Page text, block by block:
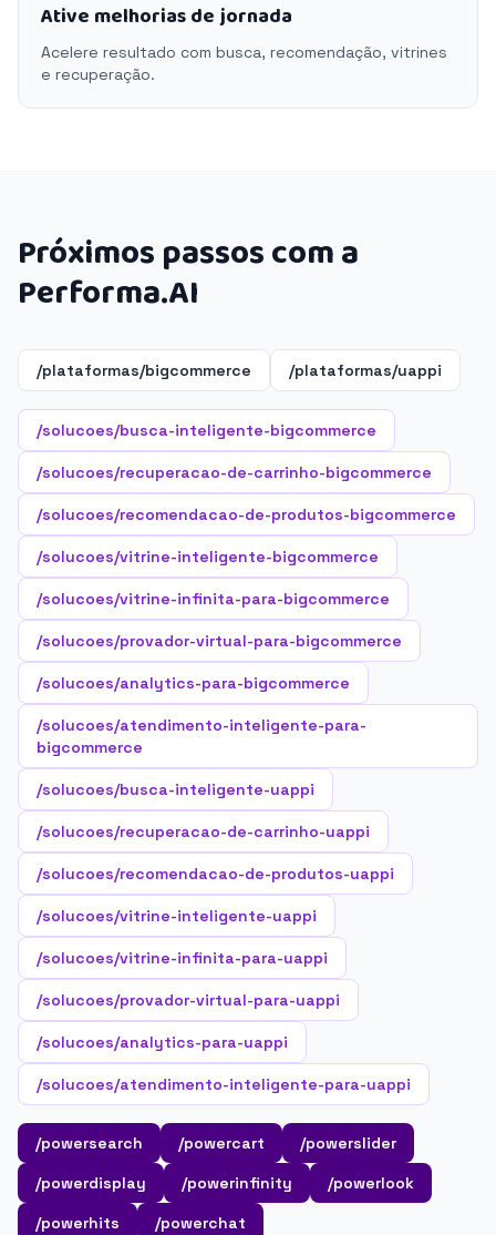
Ative melhorias de jornada
Acelere resultado com busca, recomendação, vitrines
e recuperação.
Próximos passos com a
Performa.AI
/plataformas/bigcommerce /plataformas/uappi
/solucoes/busca-inteligente-bigcommerce
/solucoes/recuperacao-de-carrinho-bigcommerce
/solucoes/recomendacao-de-produtos-bigcommerce
/solucoes/vitrine-inteligente-bigcommerce
/solucoes/vitrine-infinita-para-bigcommerce
/solucoes/provador-virtual-para-bigcommerce
/solucoes/analytics-para-bigcommerce
/solucoes/atendimento-inteligente-para-
bigcommerce
/solucoes/busca-inteligente-uappi
/solucoes/recuperacao-de-carrinho-uappi
/solucoes/recomendacao-de-produtos-uappi
/solucoes/vitrine-inteligente-uappi
/solucoes/vitrine-infinita-para-uappi
/solucoes/provador-virtual-para-uappi
/solucoes/analytics-para-uappi
/solucoes/atendimento-inteligente-para-uappi
/powersearch /powercart
/powerslider
/powerdisplay
/powerinfinity
/powerlook
/powerhits
/powerchat